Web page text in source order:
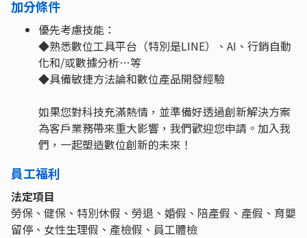
加分條件
優先考慮技能：
◆熟悉數位工具平台（特別是LINE）、AI、行銷自動
化和/或數據分析…等
◆具備敏捷方法論和數位產品開發經驗
如果您對科技充滿熱情，並準備好透過創新解決方案
為客戶業務帶來重大影響，我們歡迎您申請。加入我
們，一起塑造數位創新的未來！
員工福利
法定項目
勞保、健保、特別休假、勞退、婚假、陪產假、產假、育嬰
留停、女性生理假、產檢假、員工體檢